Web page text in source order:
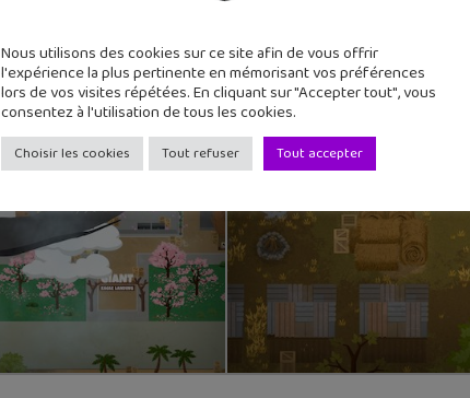
Nous utilisons des cookies sur ce site afin de vous offrir
l'expérience la plus pertinente en mémorisant vos préférences
lors de vos visites répétées. En cliquant sur "Accepter tout", vous
consentez à l'utilisation de tous les cookies.
Choisir les cookies Tout refuser Tout accepter